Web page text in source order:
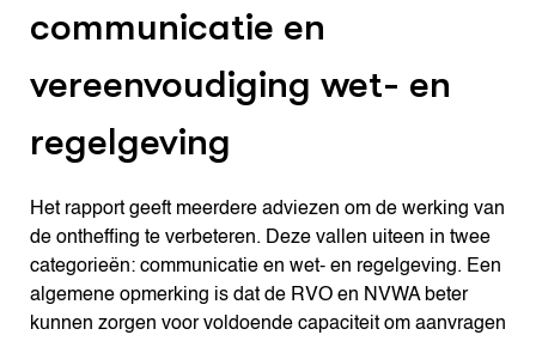
communicatie en
vereenvoudiging wet- en
regelgeving
Het rapport geeft meerdere adviezen om de werking van
de ontheffing te verbeteren. Deze vallen uiteen in twee
categorieën: communicatie en wet- en regelgeving. Een
algemene opmerking is dat de RVO en NVWA beter
kunnen zorgen voor voldoende capaciteit om aanvragen